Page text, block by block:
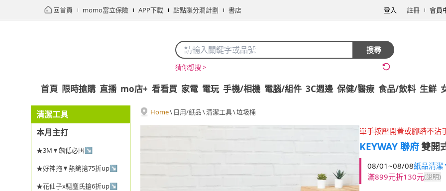
回首頁 momo富立保險 APP下載 點點賺分潤計劃 書店 登入 註冊 會員
搜尋
猜你想搜 >
首頁 限時搶購 直播 mo店+ 看看買 家電 電玩 手機/相機 電腦/組件 3C週邊 保健/醫療 食品/飲料 生鮮
清潔工具
本月主打
★3M▼飆低必囤↘
★好神拖▼熱銷搶75折up↘
★花仙子x驅塵氏搶6折up↘
Home\ 日用/紙品\清潔工具\垃圾桶
單手按壓開蓋或腳踏不沾
KEYWAY 聯府雙開
08/01~08/08紙品清
滿899元折130元(說明)